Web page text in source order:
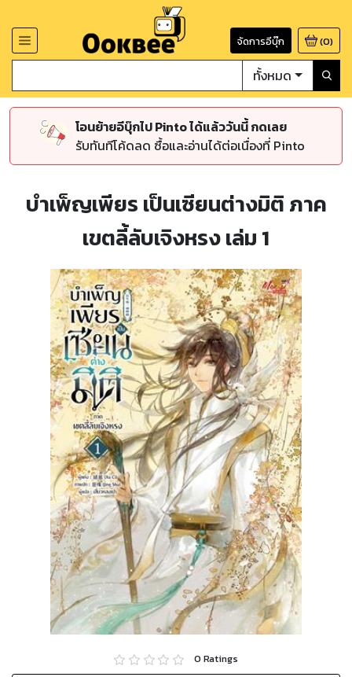
จัดการอีบุ๊ก (0)
ทั้งหมด
โอนย้ายอีบุ๊กไป Pinto ได้แล้ววันนี้ กดเลย
รับทันทีโค้ดลด ซื้อและอ่านได้ต่อเนื่องที่ Pinto
บำเพ็ญเพียร เป็นเซียนต่างมิติ ภาค
เขตลี้ลับเจิงหรง เล่ม 1
0 Ratings